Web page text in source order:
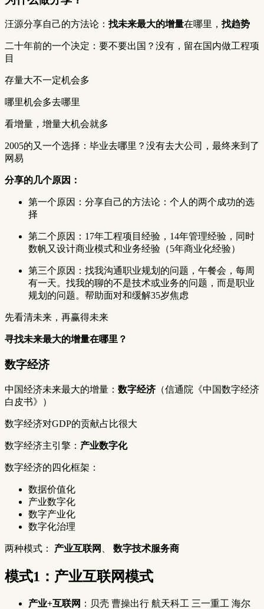
汪源分享自己的方法论： 找未来最大的增量在哪里， 找趋势
二十年前的一个决定：要不要出国？没有，留在国内做工程项
目
存量大不一定机会多
哪里机会多去哪里
看增量，增量大机会就多
2005的又一个选择：毕业去哪里？没有去大公司，最终来到了
网易
分享的几个原因：
第一个原因：分享自己的方法论：个人的两个成功的选
择
第二个原因：17年工程项目经验，14年管理经验，同时
数帆又设计商业模式和业务经验（5年商业化经验）
第三个原因：找我沟通职业规划的问题，午餐会，每周
有一天。找我的聊的不是技术或业务的问题，而是职业
规划的问题。帮助面对和缓解35岁焦虑
先看清未来，再赢得未来
寻找未来最大的增量在哪里？
数字经济
中国经济未来最大的增量： 数字经济（信通院《中国数字经济
白皮书》）
数字经济对GDP的贡献占比很大
数字经济主引擎： 产业数字化
数字经济的四化框架：
数据价值化
产业数字化
数字产业化
数字化治理
两种模式： 产业互联网 数字技术服务商
模式1：产业互联网模式
产业+互联网 ：贝壳 曹操出行 航天科工 三一重工 海尔